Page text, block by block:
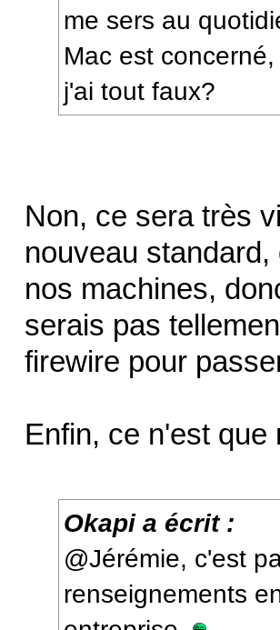
me sers au
Mac est
j'ai tout faux?
Non, ce sera très
nouveau
nos machines,
serais pas
firewire pour
Enfin, ce n'est que
Okapi a écrit :
@Jérémie, c'est
renseignements